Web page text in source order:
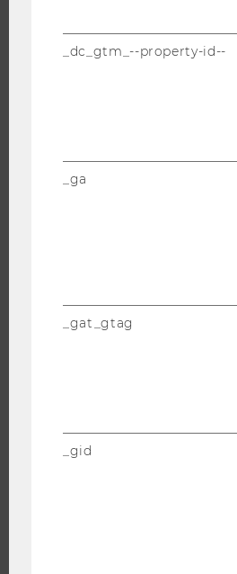
INTERNATIONALE UND INCOMING
ANGEBOTE FÜR SCHULEN UND
_dc_gtm_--property-id--
_ga
_gat_gtag
_gid